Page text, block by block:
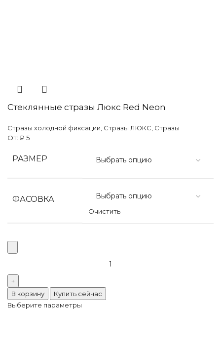
Стеклянные стразы Люкс Red Neon
Стразы холодной фиксации Стразы ЛЮКС Стразы
От: ₽ 5
РАЗМЕР
ФАСОВКА
Очистить
Стеклянные
стразы
Люкс
Red
В корзину
Купить сейчас
Выберите параметры